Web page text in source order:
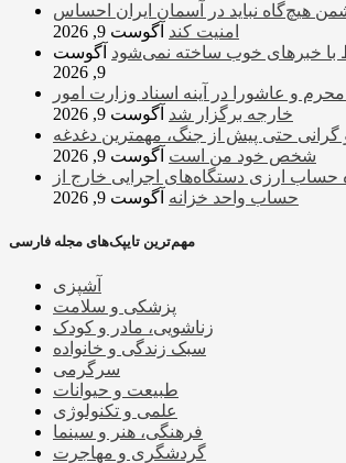
هیچ‌گاه نباید در آسمان ایران احساس
امنیت کند آگوست 9, 2026
با خبرهای خوب ساخته نمی‌شود آگوست
9, 2026
محرم و عاشورا در آینه اسناد وزارت امور
خارجه برگزار شد آگوست 9, 2026
گرانی حتی پیش از جنگ، مهمترین دغدغه
شخص خود من است آگوست 9, 2026
۱۲۴ فقره حساب ارزی دستگاه‌های اجرایی خارج از
حساب واحد خزانه آگوست 9, 2026
مهم‌ترین تایپک‌های مجله فارسی
آشپزی
پزشکی و سلامت
زناشویی، مادر و کودک
سبک زندگی و خانواده
سرگرمی
طبیعت و حیوانات
علمی و تکنولوژی
فرهنگی، هنر و سینما
گردشگری و مهاجرت